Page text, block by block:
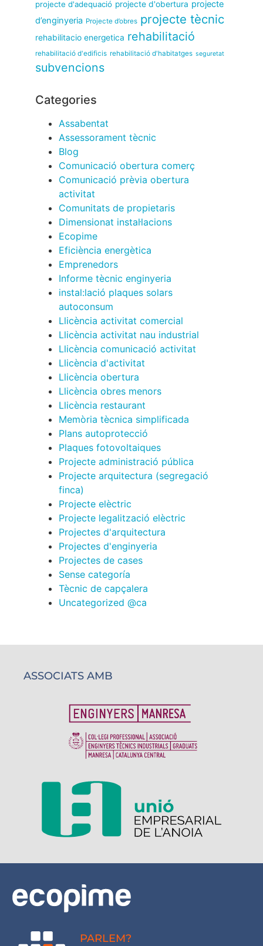
projecte d'adequació projecte d'obertura projecte
d’enginyeria Projecte d’obres projecte tècnic
rehabilitacio energetica rehabilitació
rehabilitació d'edificis rehabilitació d'habitatges seguretat
subvencions
Categories
Assabentat
Assessorament tècnic
Blog
Comunicació obertura comerç
Comunicació prèvia obertura
activitat
Comunitats de propietaris
Dimensionat instal·lacions
Ecopime
Eficiència energètica
Emprenedors
Informe tècnic enginyeria
instal:lació plaques solars
autoconsum
Llicència activitat comercial
Llicència activitat nau industrial
Llicència comunicació activitat
Llicència d'activitat
Llicència obertura
Llicència obres menors
Llicència restaurant
Memòria tècnica simplificada
Plans autoprotecció
Plaques fotovoltaiques
Projecte administració pública
Projecte arquitectura (segregació
finca)
Projecte elèctric
Projecte legalització elèctric
Projectes d'arquitectura
Projectes d'enginyeria
Projectes de cases
Sense categoría
Tècnic de capçalera
Uncategorized @ca
ASSOCIATS AMB
PARLEM?